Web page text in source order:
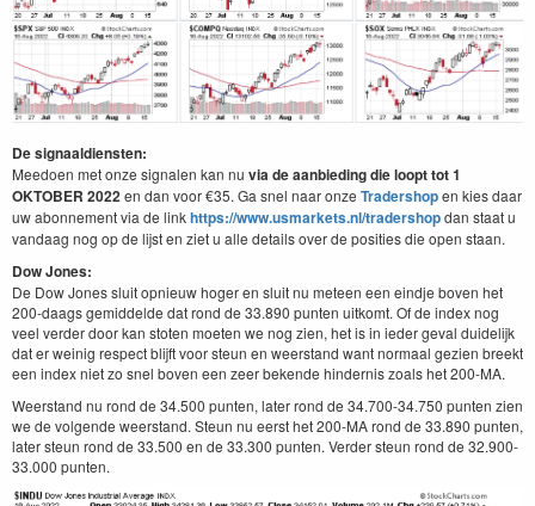
De signaaldiensten:
Meedoen met onze signalen kan nu via de aanbieding die loopt tot 1
OKTOBER 2022en dan voor €35. Ga snel naar onze Tradershopen kies daar
uw abonnement via de linkhttps://www.usmarkets.nl/tradershopdan staat u
vandaag nog op de lijst en ziet u alle details over de posities die open staan.
Dow Jones:
De Dow Jones sluit opnieuw hoger en sluit nu meteen een eindje boven het
200-daags gemiddelde dat rond de 33.890 punten uitkomt. Of de index nog
veel verder door kan stoten moeten we nog zien, het is in ieder geval duidelijk
dat er weinig respect blijft voor steun en weerstand want normaal gezien breekt
een index niet zo snel boven een zeer bekende hindernis zoals het 200-MA.
Weerstand nu rond de 34.500 punten, later rond de 34.700-34.750 punten zien
we de volgende weerstand. Steun nu eerst het 200-MA rond de 33.890 punten,
later steun rond de 33.500 en de 33.300 punten. Verder steun rond de 32.900-
33.000 punten.